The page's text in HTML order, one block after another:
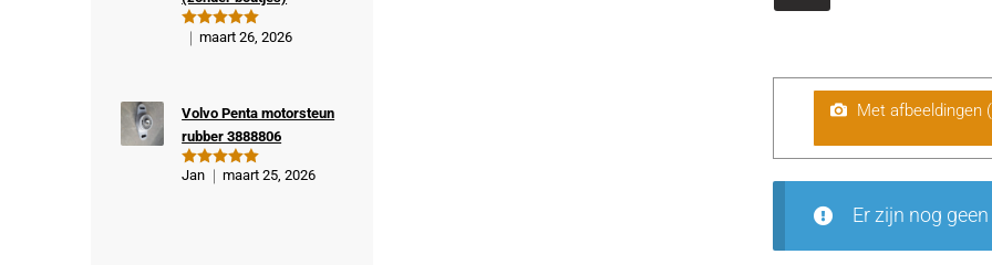
Met afbeeldingen (
Er zijn nog
Gewaardeer
maart 26, 2026
Gewaardeer
Volvo Penta motorsteun
rubber 3888806
Jan maart 25, 2026